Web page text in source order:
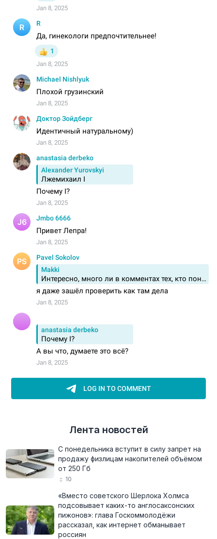
Лента новостей
С понедельника вступит в силу запрет на
продажу физлицам накопителей объёмом
от 250 Гб
10
«Вместо советского Шерлока Холмса
подсовывает каких-то англосаксонских
пижонов»: глава Госкоммолодёжи
рассказал, как интернет обманывает
россиян